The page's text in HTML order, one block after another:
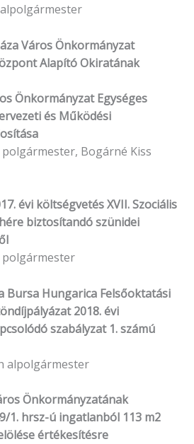
alpolgármester
Önkormányzat
Alapító Okiratának
Egységes
és Működési
Bogárné Kiss
költségvetés XVII. Szociális
biztosítandó szünidei
polgármester
Hungarica Felsőoktatási
2018. évi
szabályzat 1. számú
alpolgármester
Önkormányzatának
1. hrsz-ú ingatlanból 113 m2
értékesítésre